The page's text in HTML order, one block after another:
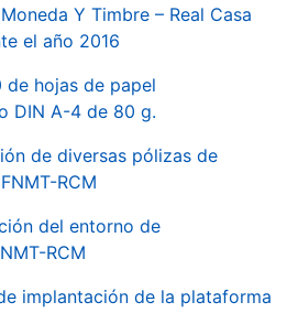
Y Timbre – Real Casa
el año 2016
de hojas de papel
DIN A-4 de 80 g.
de diversas pólizas de
RCM
del entorno de
RCM
implantación de la plataforma